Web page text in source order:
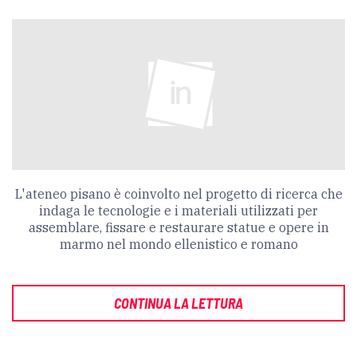
L'ateneo pisano è coinvolto nel progetto di ricerca che
indaga le tecnologie e i materiali utilizzati per
assemblare, fissare e restaurare statue e opere in
marmo nel mondo ellenistico e romano
CONTINUA LA LETTURA